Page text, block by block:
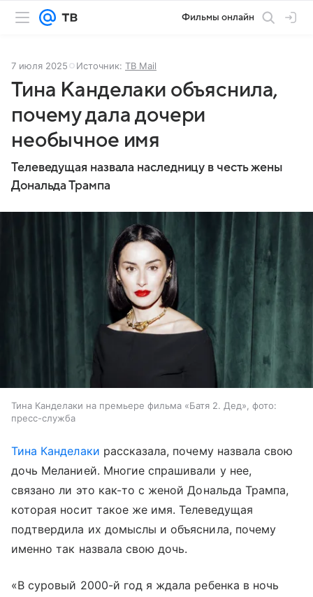
Фильмы онлайн
7 июля 2025 Источник: ТВ Mail
Тина Канделаки объяснила,
почему дала дочери
необычное имя
Телеведущая назвала наследницу в честь жены
Дональда Трампа
Тина Канделаки на премьере фильма «Батя 2. Дед», фото:
пресс-служба
Тина Канделаки рассказала, почему назвала свою
дочь Меланией. Многие спрашивали у нее,
связано ли это как-то с женой Дональда Трампа,
которая носит такое же имя. Телеведущая
подтвердила их домыслы и объяснила, почему
именно так назвала свою дочь.
«В суровый 2000-й год я ждала ребенка в ночь